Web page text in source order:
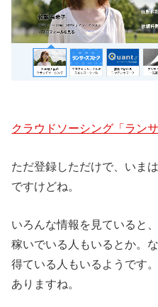
クラウドソーシング「ランサ
ただ登録しただけで、いま
ですけどね。
いろんな情報を見ていると、
稼いでいる人もいるとか。
得ている人もいるようです
ありますね。